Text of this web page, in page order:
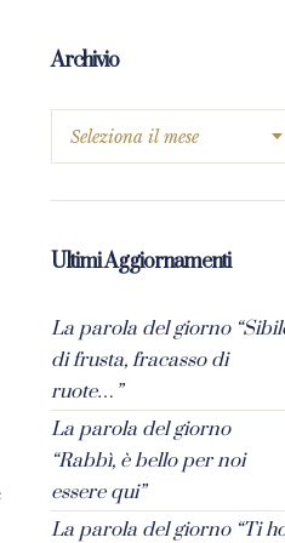
Archivio
Ultimi Aggiornamenti
La parola del giorno
di frusta, fracasso di
ruote…”
La parola del giorno
“Rabbì, è bello per noi
essere qui”
La parola del giorno “Ti